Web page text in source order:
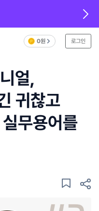
0원 로그인
얼,
귀찮고
무용어를